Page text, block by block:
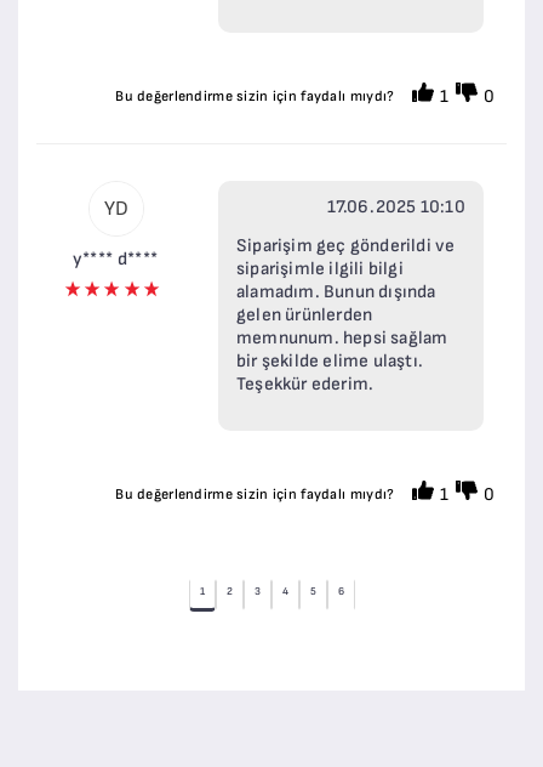
Bu değerlendirme sizin için faydalı mıydı? 1 0
YD
y**** d****
17.06.2025 10:10
Siparişim geç gönderildi ve
siparişimle ilgili bilgi
alamadım. Bunun dışında
gelen ürünlerden
memnunum. hepsi sağlam
bir şekilde elime ulaştı.
Teşekkür ederim.
Bu değerlendirme sizin için faydalı mıydı? 1 0
1 2 3 4 5 6